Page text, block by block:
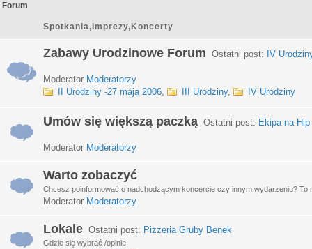
Forum
Spotkania,Imprezy,Koncerty
Zabawy Urodzinowe Forum Ostatni post: IV
Moderator Moderatorzy
II Urodziny -27 maja 2006, III Urodziny, IV Urodziny
Umów się większą paczką Ostatni post: Ekipa na
Moderator Moderatorzy
Warto zobaczyć
Chcesz poinformować o nadchodzącym koncercie czy innym wydarzeniu? To
Moderator Moderatorzy
Lokale Ostatni post: Pizzeria Gruby Benek
Gdzie się wybrać /opinie